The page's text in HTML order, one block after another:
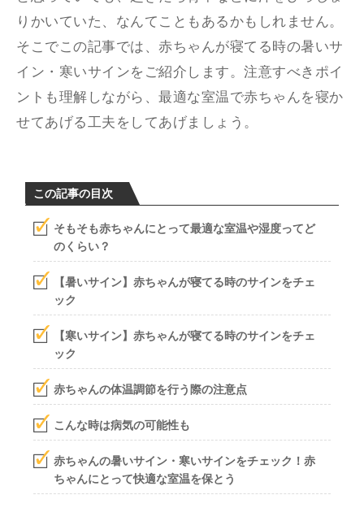
りかいていた、なんてこともあるかもしれません。
そこでこの記事では、赤ちゃんが寝てる時の暑いサ
イン・寒いサインをご紹介します。注意すべきポイ
ントも理解しながら、最適な室温で赤ちゃんを寝か
せてあげる工夫をしてあげましょう。
この記事の目次
そもそも赤ちゃんにとって最適な室温や湿度ってど
のくらい？
【暑いサイン】赤ちゃんが寝てる時のサインをチェ
ック
【寒いサイン】赤ちゃんが寝てる時のサインをチェ
ック
赤ちゃんの体温調節を行う際の注意点
こんな時は病気の可能性も
赤ちゃんの暑いサイン・寒いサインをチェック！赤
ちゃんにとって快適な室温を保とう